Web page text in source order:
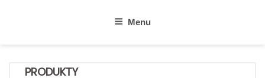
Menu
PRODUKTY